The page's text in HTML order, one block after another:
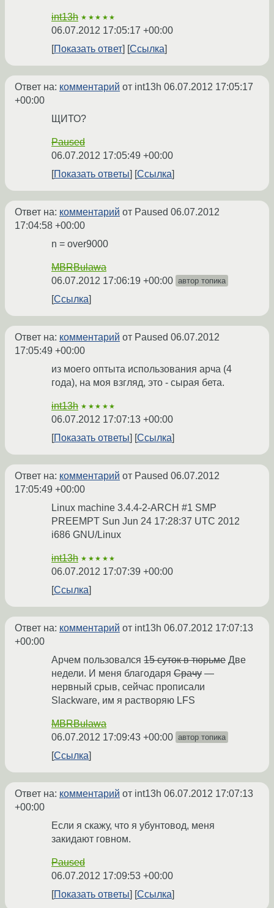
int13h ★★★★★
06.07.2012 17:05:17 +00:00
Показать ответ
Ссылка
Ответ на: комментарий от int13h 06.07.2012 17:05:17
+00:00
ЩИТО?
Paused
06.07.2012 17:05:49 +00:00
Показать ответы
Ссылка
Ответ на: комментарий от Paused 06.07.2012
17:04:58 +00:00
n = over9000
MBRBulawa
06.07.2012 17:06:19 +00:00 автор топика
Ссылка
Ответ на: комментарий от Paused 06.07.2012
17:05:49 +00:00
из моего оптыта использования арча (4
года), на моя взгляд, это - сырая бета.
int13h ★★★★★
06.07.2012 17:07:13 +00:00
Показать ответы
Ссылка
Ответ на: комментарий от Paused 06.07.2012
17:05:49 +00:00
Linux machine 3.4.4-2-ARCH #1 SMP
PREEMPT Sun Jun 24 17:28:37 UTC 2012
i686 GNU/Linux
int13h ★★★★★
06.07.2012 17:07:39 +00:00
Ссылка
Ответ на: комментарий от int13h 06.07.2012 17:07:13
+00:00
Арчем пользовался 15 суток в тюрьме Две
недели. И меня благодаря Срачу —
нервный срыв, сейчас прописали
Slackware, им я растворяю LFS
MBRBulawa
06.07.2012 17:09:43 +00:00 автор топика
Ссылка
Ответ на: комментарий от int13h 06.07.2012 17:07:13
+00:00
Если я скажу, что я убунтовод, меня
закидают говном.
Paused
06.07.2012 17:09:53 +00:00
Показать ответы
Ссылка